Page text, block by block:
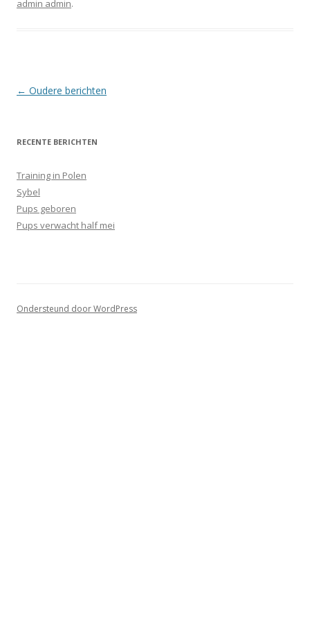
admin admin.
Berichtnavigatie
← Oudere berichten
RECENTE BERICHTEN
Training in Polen
Sybel
Pups geboren
Pups verwacht half mei
Ondersteund door WordPress